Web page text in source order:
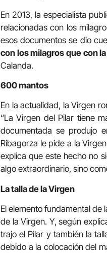
En 2013, la especialista
relacionadas con los
esos documentos se dio
con los milagros que con
Calanda.
600 mantos
En la actualidad, la Virgen
“La Virgen del Pilar tiene
documentada se produjo
Ribagorza le pide a la
explica que este hecho no
algo extraordinario, sino
La talla de la Virgen
El elemento fundamental de
de la Virgen. Y, según
trajo el Pilar y también la
debido a la colocación del